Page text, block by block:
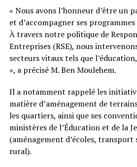
« Nous avons l’honneur d’être un
et d’accompagner ses
À travers notre politique de
Entreprises (RSE), nous
secteurs vitaux tels que
», a précisé M. Ben Moulehem.
Il a notamment rappelé les
matière d’aménagement de
les quartiers, ainsi que ses
ministères de l’Éducation et de la
(aménagement d’écoles, transport
rural).